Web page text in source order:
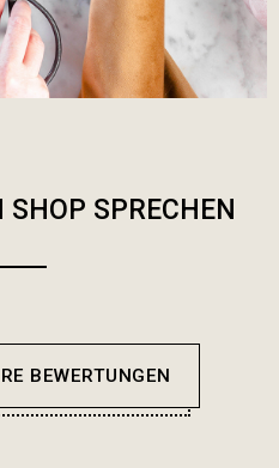
SHOP SPRECHEN
BEWERTUNGEN